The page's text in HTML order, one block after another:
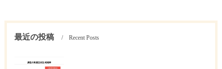
最近の投稿 Recent Posts